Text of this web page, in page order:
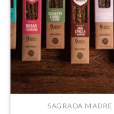
SAGRADA MADRE